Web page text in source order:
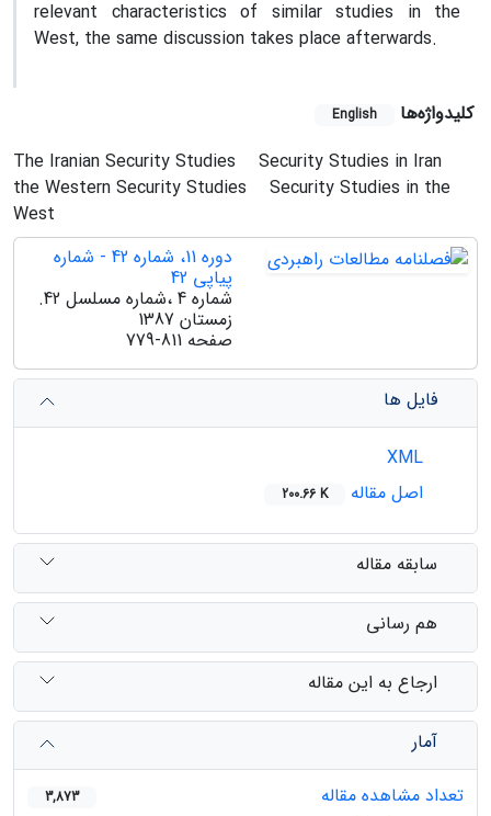
relevant characteristics of similar studies in the
West, the same discussion takes place afterwards.
کلیدواژه‌ها English
The Iranian Security Studies
Security Studies in Iran
the Western Security Studies
Security Studies in the
West
دوره 11، شماره 42 - شماره
پیاپی 42
شماره 4 ،شماره مسلسل 42.
زمستان 1387
صفحه 779-811
فایل ها
اصل مقاله
200.66 K
سابقه مقاله
هم رسانی
ارجاع به این مقاله
آمار
تعداد مشاهده مقاله
3,873